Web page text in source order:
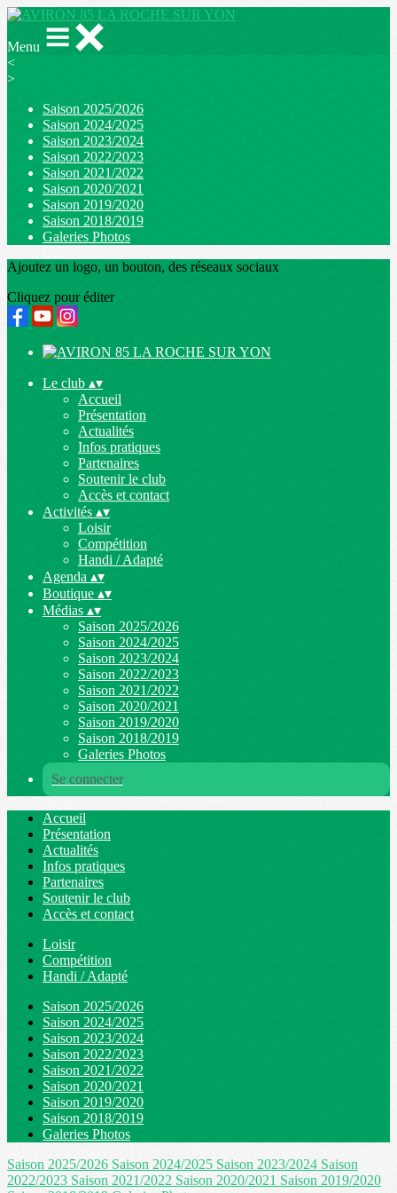
Menu
<
>
Saison 2025/2026
Saison 2024/2025
Saison 2023/2024
Saison 2022/2023
Saison 2021/2022
Saison 2020/2021
Saison 2019/2020
Saison 2018/2019
Galeries Photos
Ajoutez un logo, un bouton, des réseaux sociaux
Cliquez pour éditer
Le club ▴▾
Accueil
Présentation
Actualités
Infos pratiques
Partenaires
Soutenir le club
Accès et contact
Activités ▴▾
Loisir
Compétition
Handi / Adapté
Agenda ▴▾
Boutique ▴▾
Médias ▴▾
Saison 2025/2026
Saison 2024/2025
Saison 2023/2024
Saison 2022/2023
Saison 2021/2022
Saison 2020/2021
Saison 2019/2020
Saison 2018/2019
Galeries Photos
Se connecter
Accueil
Présentation
Actualités
Infos pratiques
Partenaires
Soutenir le club
Accès et contact
Loisir
Compétition
Handi / Adapté
Saison 2025/2026
Saison 2024/2025
Saison 2023/2024
Saison 2022/2023
Saison 2021/2022
Saison 2020/2021
Saison 2019/2020
Saison 2018/2019
Galeries Photos
Saison 2025/2026 Saison 2024/2025 Saison 2023/2024 Saison
2022/2023 Saison 2021/2022 Saison 2020/2021 Saison 2019/2020